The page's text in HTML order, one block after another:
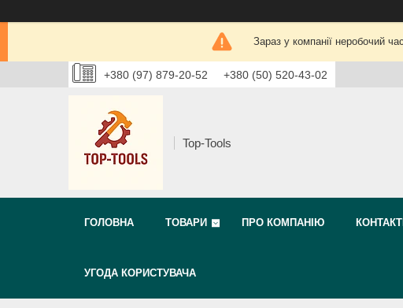
Зараз у компанії неробочий
+380 (97) 879-20-52 +380 (50) 520-43-02
Top-Tools
ГОЛОВНА ТОВАРИ ПРО КОМПАНІЮ
УГОДА КОРИСТУВАЧА